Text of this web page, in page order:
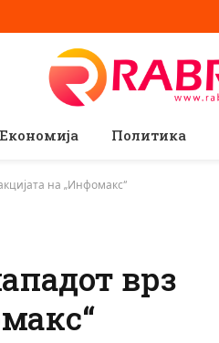
Економија Политика
на „Инфомакс“
врз